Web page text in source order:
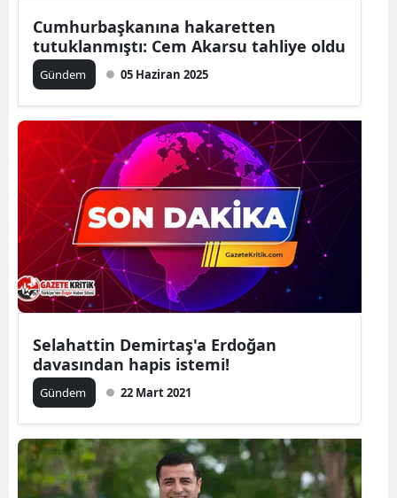
Cumhurbaşkanına hakaretten
tutuklanmıştı: Cem Akarsu tahliye oldu
Gündem 05 Haziran 2025
Selahattin Demirtaş'a Erdoğan
davasından hapis istemi!
Gündem 22 Mart 2021